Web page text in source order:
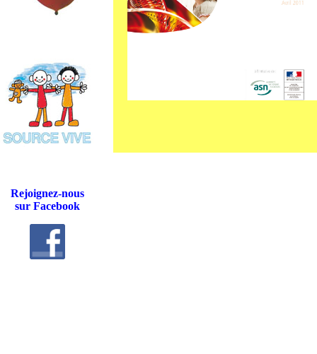
Rejoignez-nous
sur Facebook